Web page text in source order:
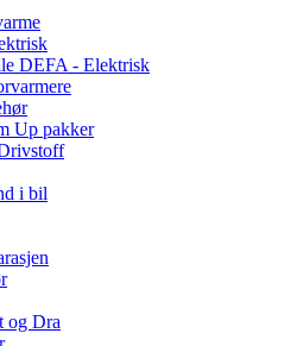
DEFA - Elektrisk
Up pakker
i bil
og Dra